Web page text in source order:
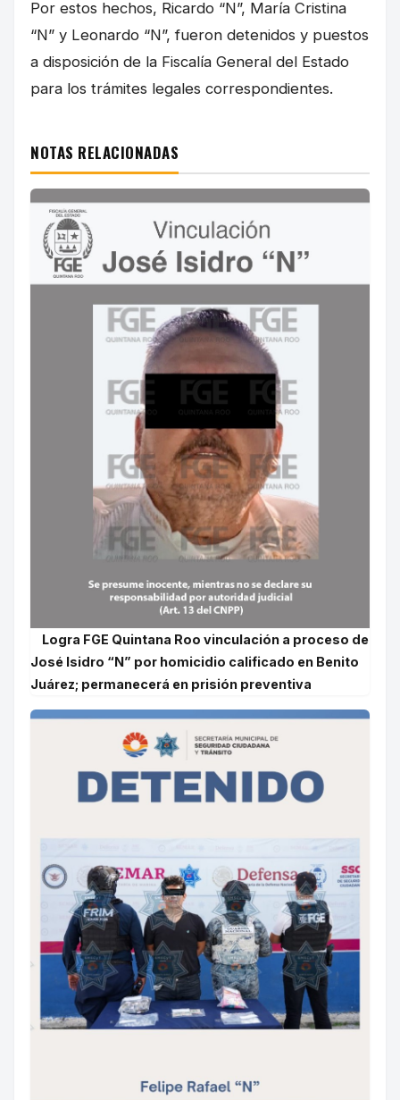
Por estos hechos, Ricardo “N”, María Cristina
“N” y Leonardo “N”, fueron detenidos y puestos
a disposición de la Fiscalía General del Estado
para los trámites legales correspondientes.
NOTAS RELACIONADAS
Logra FGE Quintana Roo vinculación a proceso de
José Isidro “N” por homicidio calificado en Benito
Juárez; permanecerá en prisión preventiva